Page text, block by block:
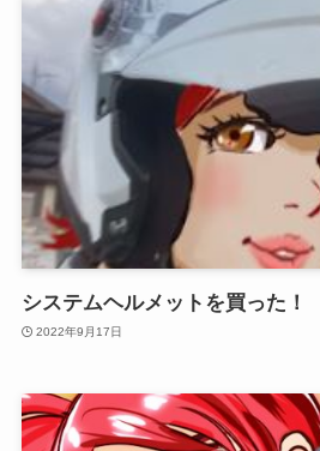
システムヘルメットを買った！
2022年9月17日